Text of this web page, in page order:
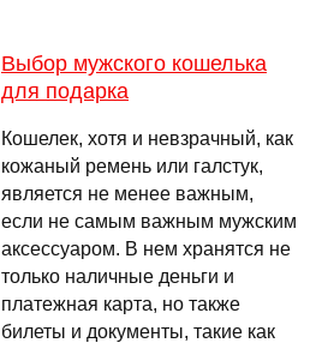
Выбор мужского кошелька
для подарка
Кошелек, хотя и невзрачный, как
кожаный ремень или галстук,
является не менее важным,
если не самым важным мужским
аксессуаром. В нем хранятся не
только наличные деньги и
платежная карта, но также
билеты и документы, такие как